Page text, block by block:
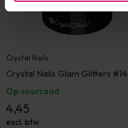
Crystal Nails
Crystal Nails Glam Glitters #14
Op voorraad
4,45
excl. btw